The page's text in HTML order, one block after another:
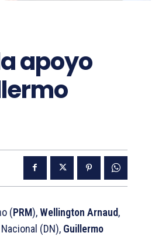
apoyo
(PRM),Wellington Arnaud,
(DN), Guillermo